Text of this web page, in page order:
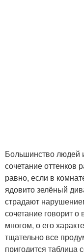
Большинство людей
сочетание оттенков
равно, если в
ядовито зелёный
страдают
сочетание говорит
многом, о его
тщательно все
пригодится таблица